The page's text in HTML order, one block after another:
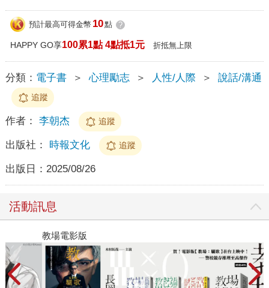
預計最高可得金幣 10點 ?
HAPPY GO享100累1點 4點抵1元 折抵無上限
分類： 電子書 ＞ 心理勵志 ＞ 人性/人際 ＞ 說話/溝通
追蹤
作者： 李朝杰 追蹤
出版社： 時報文化 追蹤
出版日： 2025/08/26
活動訊息
教場電影版